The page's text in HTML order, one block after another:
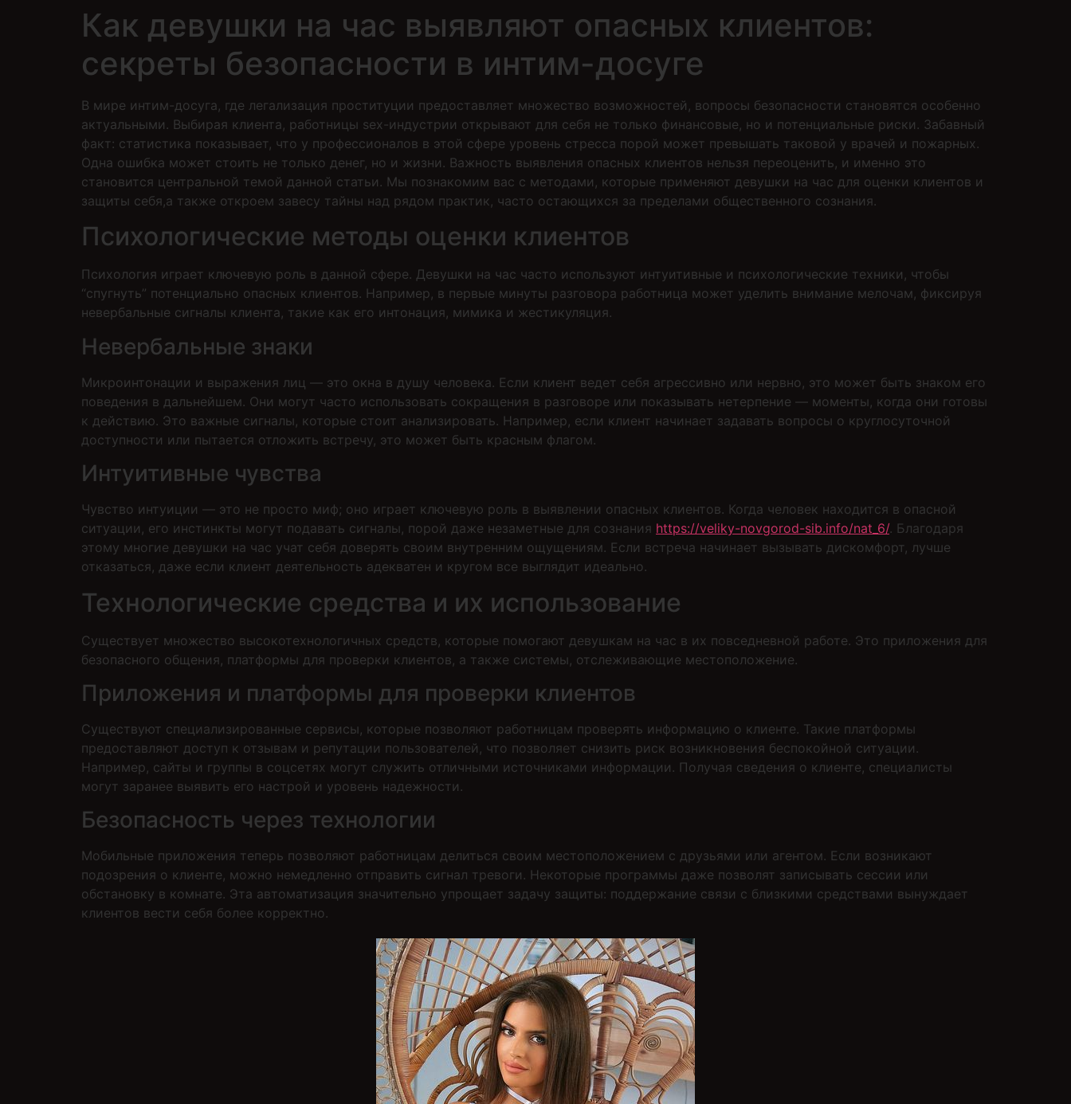
Как девушки на час выявляют опасных клиентов:
секреты безопасности в интим-досуге
В мире интим-досуга, где легализация проституции предоставляет множество возможностей, вопросы безопасности становятся особенно
актуальными. Выбирая клиента, работницы sex-индустрии открывают для себя не только финансовые, но и потенциальные риски. Забавный
факт: статистика показывает, что у профессионалов в этой сфере уровень стресса порой может превышать таковой у врачей и пожарных.
Одна ошибка может стоить не только денег, но и жизни. Важность выявления опасных клиентов нельзя переоценить, и именно это
становится центральной темой данной статьи. Мы познакомим вас с методами, которые применяют девушки на час для оценки клиентов и
защиты себя,а также откроем завесу тайны над рядом практик, часто остающихся за пределами общественного сознания.
Психологические методы оценки клиентов
Психология играет ключевую роль в данной сфере. Девушки на час часто используют интуитивные и психологические техники, чтобы
“спугнуть” потенциально опасных клиентов. Например, в первые минуты разговора работница может уделить внимание мелочам, фиксируя
невербальные сигналы клиента, такие как его интонация, мимика и жестикуляция.
Невербальные знаки
Микроинтонации и выражения лиц — это окна в душу человека. Если клиент ведет себя агрессивно или нервно, это может быть знаком его
поведения в дальнейшем. Они могут часто использовать сокращения в разговоре или показывать нетерпение — моменты, когда они готовы
к действию. Это важные сигналы, которые стоит анализировать. Например, если клиент начинает задавать вопросы о круглосуточной
доступности или пытается отложить встречу, это может быть красным флагом.
Интуитивные чувства
Чувство интуиции — это не просто миф; оно играет ключевую роль в выявлении опасных клиентов. Когда человек находится в опасной
ситуации, его инстинкты могут подавать сигналы, порой даже незаметные для сознания https://veliky-novgorod-sib.info/nat_6/. Благодаря
этому многие девушки на час учат себя доверять своим внутренним ощущениям. Если встреча начинает вызывать дискомфорт, лучше
отказаться, даже если клиент деятельность адекватен и кругом все выглядит идеально.
Технологические средства и их использование
Существует множество высокотехнологичных средств, которые помогают девушкам на час в их повседневной работе. Это приложения для
безопасного общения, платформы для проверки клиентов, а также системы, отслеживающие местоположение.
Приложения и платформы для проверки клиентов
Существуют специализированные сервисы, которые позволяют работницам проверять информацию о клиенте. Такие платформы
предоставляют доступ к отзывам и репутации пользователей, что позволяет снизить риск возникновения беспокойной ситуации.
Например, сайты и группы в соцсетях могут служить отличными источниками информации. Получая сведения о клиенте, специалисты
могут заранее выявить его настрой и уровень надежности.
Безопасность через технологии
Мобильные приложения теперь позволяют работницам делиться своим местоположением с друзьями или агентом. Если возникают
подозрения о клиенте, можно немедленно отправить сигнал тревоги. Некоторые программы даже позволят записывать сессии или
обстановку в комнате. Эта автоматизация значительно упрощает задачу защиты: поддержание связи с близкими средствами вынуждает
клиентов вести себя более корректно.